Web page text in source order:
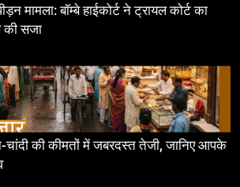
मामला: बॉम्बे हाईकोर्ट ने ट्रायल कोर्ट का
साल की सजा
की कीमतों में जबरदस्त तेजी, जानिए आपके